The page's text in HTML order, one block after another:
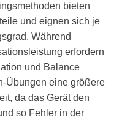
bieten
und eignen sich je
Während
erfordern
und Balance
Übungen eine größere
da das Gerät den
so Fehler in der